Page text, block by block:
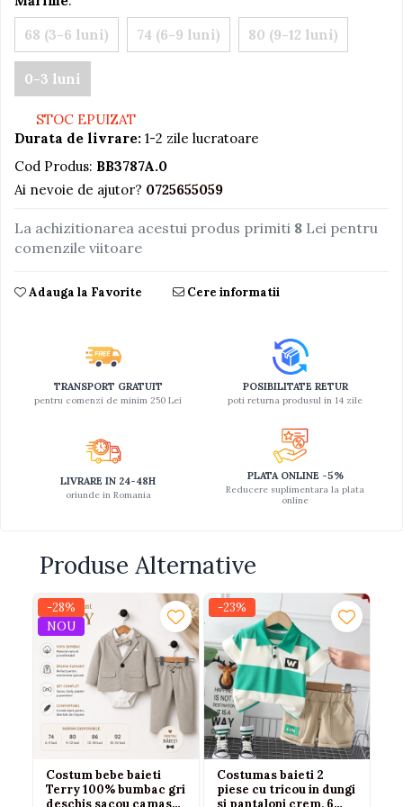
Jucarii educative din lemn
Motociclete
Muzica si instrumente
Plastilina
Proiectoare
Saltelute si centre de activitati
Set Avioane si submarine
Seturi de doctor
Vehicule de constructii
68 (3-6 luni)
74 (6-9 luni) 80 (9-12 luni)
0-3 luni
STOC EPUIZAT
Durata de livrare: 1-2 zile lucratoare
Cod Produs: BB3787A.0
Ai nevoie de ajutor? 0725655059
La achizitionarea acestui produs primiti 8 Lei pentru
comenzile viitoare
Adauga la Favorite Cere informatii
TRANSPORT GRATUIT
pentru comenzi de minim 250 Lei
POSIBILITATE RETUR
poti returna produsul in 14 zile
LIVRARE IN 24-48H
oriunde in Romania
PLATA ONLINE -5%
Reducere suplimentara la plata
online
Produse Alternative
-28%
NOU
Costum bebe baieti
Terry 100% bumbac gri
-23%
Costumas baieti 2
piese cu tricou in dungi